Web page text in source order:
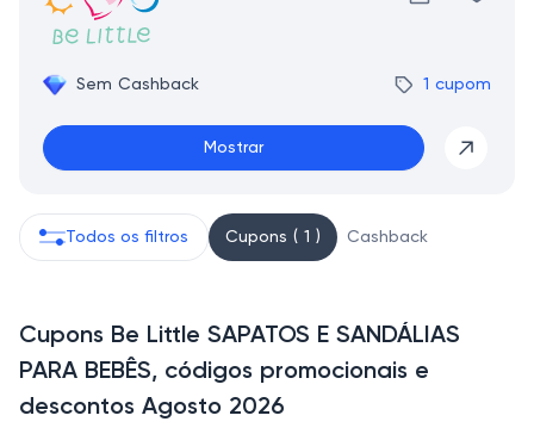
Sem Cashback 1 cupom
Mostrar
Todos os filtros Cupons ( 1 ) Cashback
Cupons Be Little SAPATOS E SANDÁLIAS
PARA BEBÊS, códigos promocionais e
descontos Agosto 2026